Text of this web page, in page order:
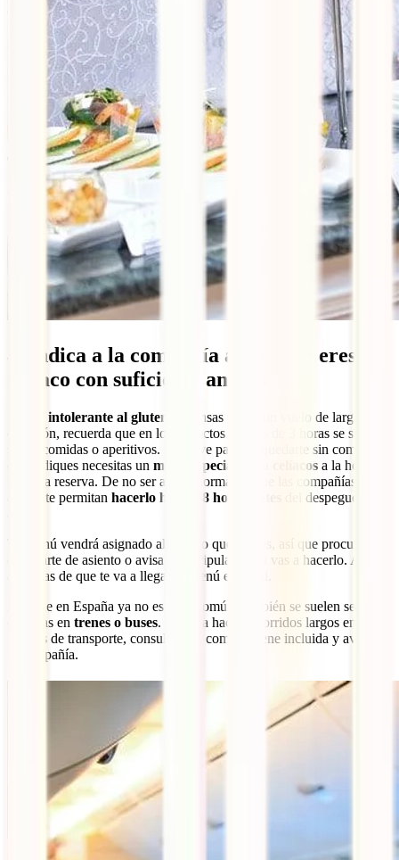
4. Indica a la compañía aérea que eres
celíaco con suficiente antelación
intolerante al gluten
y piensas tomar un vuelo de larga
duración, recuerda que en los trayectos de más de 3 horas se suelen
servir comidas o aperitivos. La clave para no quedarte sin comer es
que indiques necesitas un menú especial para celíacos a la hora de
hacer la reserva. De no ser así, lo normal es que las compañías
aéreas te permitan hacerlo hasta 48 horas antes
del despegue del
Tu menú vendrá asignado al asiento que tengas, así que procura no
cambiarte de asiento o avisar a la tripulación si vas a hacerlo. Así te
aseguras de que te va a llegar tu menú especial.
Aunque en España ya no es muy común, también se suelen servir
comidas en trenes o buses. Si vas a hacer recorridos largos en estos
medios de transporte, consulta si la comida viene incluida y avisa a
la compañía.